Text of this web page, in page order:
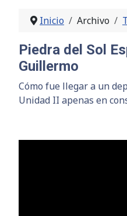
Inicio Archivo
Piedra del Sol
Guillermo
Cómo fue llegar a un
Unidad II apenas en